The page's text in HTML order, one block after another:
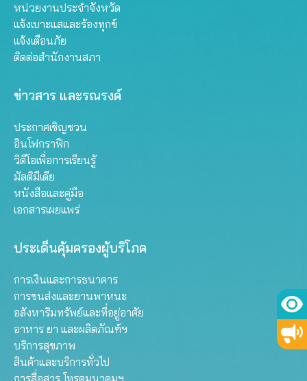
หน่วยงานประจำจังหวัด
แจ้งเบาะแสและร้องทุกข์
แจ้งเตือนภัย
ติดต่อสำนักงานสภา
ข่าวสาร และรณรงค์
ประกาศเชิญชวน
อินโฟกราฟิก
วิดีโอเพื่อการเรียนรู้
มัลติมีเดีย
หนังสือและคู่มือ
เอกสารเผยแพร่
ประเด็นคุ้มครองผู้บริโภค
การเงินและการธนาคาร
การขนส่งและยานพาหนะ
อสังหาริมทรัพย์และที่อยู่อาศัย
อาหาร ยา และผลิตภัณฑ์ฯ
บริการสุขภาพ
สินค้าและบริการทั่วไป